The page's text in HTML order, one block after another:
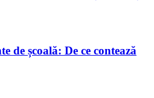
de școală: De ce contează